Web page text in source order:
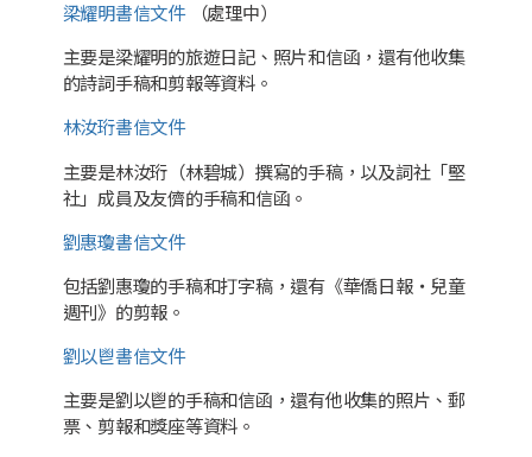
梁耀明書信文件（處理中）
主要是梁耀明的旅遊日記、照片和信函，還有他收集
的詩詞手稿和剪報等資料。
林汝珩書信文件
主要是林汝珩（林碧城）撰寫的手稿，以及詞社「堅
社」成員及友儕的手稿和信函。
劉惠瓊書信文件
包括劉惠瓊的手稿和打字稿，還有《華僑日報・兒童
週刊》的剪報。
劉以鬯書信文件
主要是劉以鬯的手稿和信函，還有他收集的照片、郵
票、剪報和獎座等資料。